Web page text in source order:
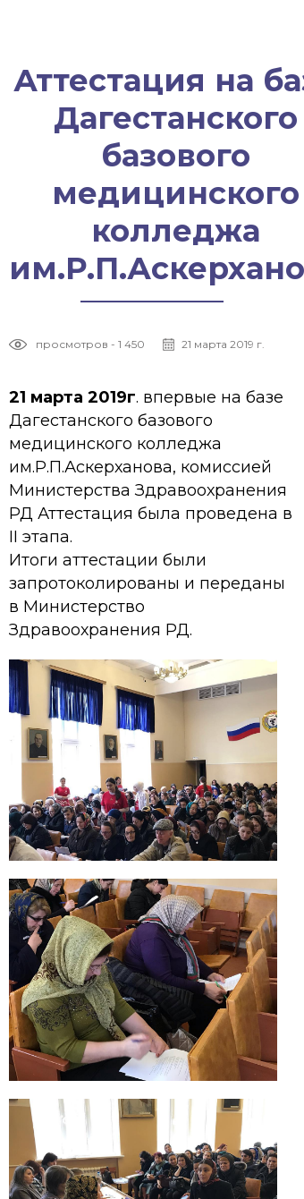
Аттестация на
Дагестанского
базового
медицинского
колледжа
просмотров - 1 450 21 марта 2019 г.
21 марта 2019г. впервые на базе
Дагестанского базового
медицинского колледжа
им.Р.П.Аскерханова, комиссией
Министерства Здравоохранения
РД Аттестация была проведена в
II этапа.
Итоги аттестации были
запротоколированы и переданы
в Министерство
Здравоохранения РД.